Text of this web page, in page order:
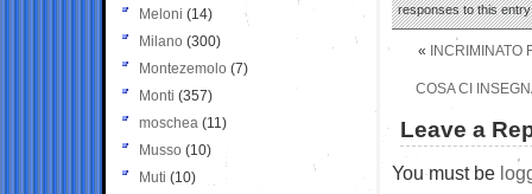
responses to this
« INCRIMINATO
COSA CI
Leave a
You must be
Meloni (14)
Milano (300)
Montezemolo (7)
Monti (357)
moschea (11)
Musso (10)
Muti (10)